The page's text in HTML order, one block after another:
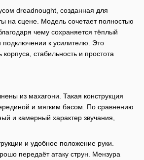
dreadnought, созданная для
на сцене. Модель сочетает полностью
чему сохраняется тёплый
подключении к усилителю. Это
стабильность и простота
из махагони. Такая конструкция
и мягким басом. По сравнению
и камерный характер звучания,
и удобное положение руки.
передаёт атаку струн. Мензура